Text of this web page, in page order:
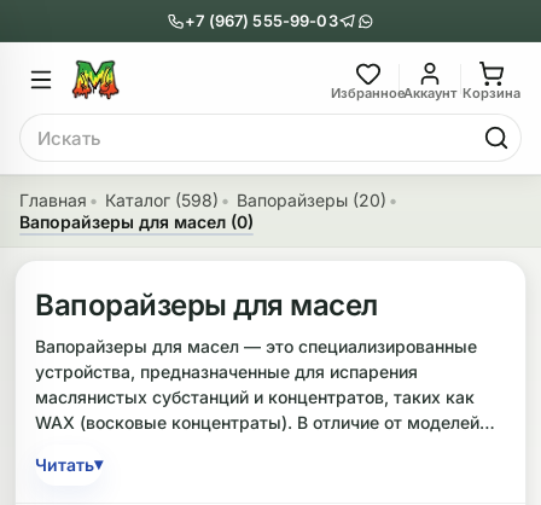
+7 (967) 555-99-03
ИзбранноеАккаунт Корзина
Поиск
Главное меню
Бонги
бонги
с перколятором
бонги
Главное
Трубки
Металлические
Выпариватели
Главная Каталог (598)
Вапорайзеры (20)
Вапорайзеры для масел (0)
Вапорайзеры для масел
Вапорайзеры для масел — это специализированные
устройства, предназначенные для испарения
маслянистых субстанций и концентратов, таких как
WAX (восковые концентраты). В отличие от моделей
камеры, которая обеспечивает равномерный нагрев и
Читать▾